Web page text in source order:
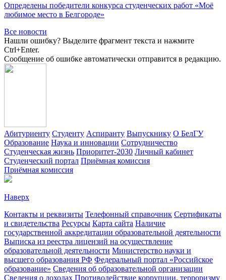
Определены победители конкурса студенческих работ «Моё
любимое место в Белгороде»
Все новости
Нашли ошибку? Выделите фрагмент текста и нажмите
Ctrl+Enter.
Сообщение об ошибке автоматически отправится в редакцию.
Абитуриенту Студенту Аспиранту Выпускнику О БелГУ
Образование Наука и инновации Сотрудничество
Студенческая жизнь Приоритет-2030 Личный кабинет
Студенческий портал Приёмная комиссия
Приёмная комиссия
Наверх
Контакты и реквизиты Телефонный справочник Сертификаты
и свидетельства Ресурсы Карта сайта Наличие
государственной аккредитации образовательной деятельности
Выписка из реестра лицензий на осуществление
образовательной деятельности Министерствo науки и
высшего образования РФ Федеральный портал «Российское
образование» Сведения об образовательной организации
Сведения о доходах Противодействие коррупции, терроризму